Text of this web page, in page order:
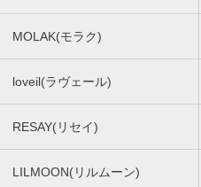
MOLAK(モラク)
loveil(ラヴェール)
RESAY(リセイ)
LILMOON(リルムーン)